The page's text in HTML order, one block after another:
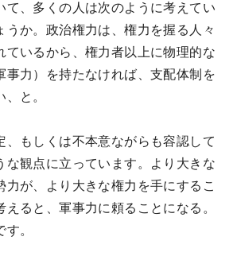
、多くの人は次のように考えてい
うか。政治権力は、権力を握る人々
ているから、権力者以上に物理的な
事力）を持たなければ、支配体制を
と。
もしくは不本意ながらも容認して
な観点に立っています。より大きな
力が、より大きな権力を手にするこ
えると、軍事力に頼ることになる。
。